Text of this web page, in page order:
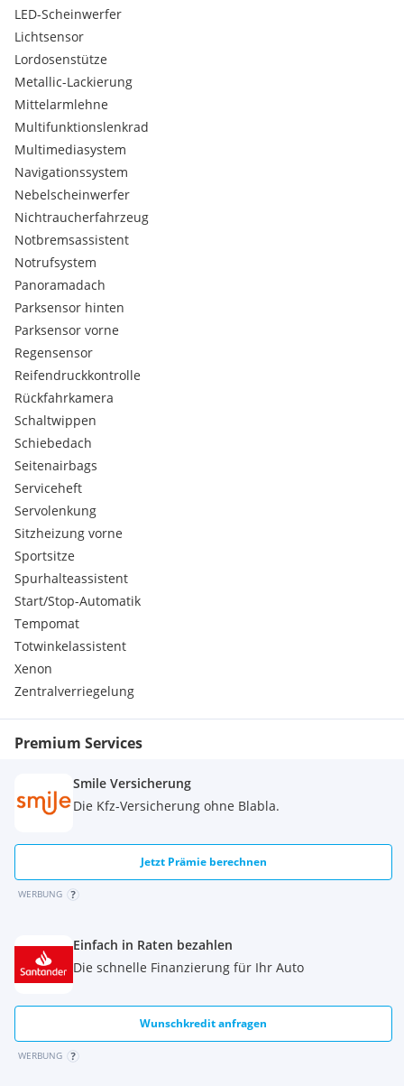
*Sitze vorn mit Sitzheizung und Sitzbelüftung
*Anhängerkupplung
*Panorama-Glasdach
*Ambiente-Beleuchtung Türverkleidung vorn
Weitaus besseres Preis-/Leistungsverhältnis als jeder VW
Tiguan, Ford Kuga, Audi Q3/5, BMW X1 usw…
Trotz sorgfältigster Prüfung können inhaltliche Irrtürmer der
Anzeige nicht ausgeschlossen werden.
LED-Scheinwerfer
Lichtsensor
Lordosenstütze
Metallic-Lackierung
Mittelarmlehne
Multifunktionslenkrad
Multimediasystem
Navigationssystem
Nebelscheinwerfer
Nichtraucherfahrzeug
Notbremsassistent
Notrufsystem
Panoramadach
Parksensor hinten
Parksensor vorne
Regensensor
Reifendruckkontrolle
Rückfahrkamera
Schaltwippen
Schiebedach
Seitenairbags
Serviceheft
Servolenkung
Sitzheizung vorne
Sportsitze
Spurhalteassistent
Start/Stop-Automatik
Tempomat
Totwinkelassistent
Xenon
Zentralverriegelung
Premium Services
Smile Versicherung
Die Kfz-Versicherung ohne Blabla.
Jetzt Prämie berechnen
WERBUNG
Einfach in Raten bezahlen
Die schnelle Finanzierung für Ihr Auto
Wunschkredit anfragen
WERBUNG